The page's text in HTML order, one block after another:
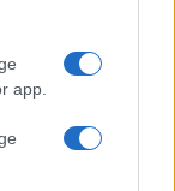
app.